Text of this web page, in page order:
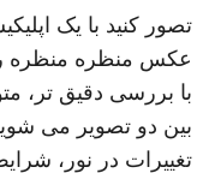
تصور کنید با یک
عکس منظره منظره
با بررسی دقیق تر،
بین دو تصویر می
تغییرات در نور،